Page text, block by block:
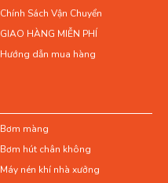
Chính Sách Vận Chuyển
GIAO HÀNG MIỄN PHÍ
Hướng dẫn mua hàng
Bơm màng
Bơm hút chân không
Máy nén khí nhà xưởng